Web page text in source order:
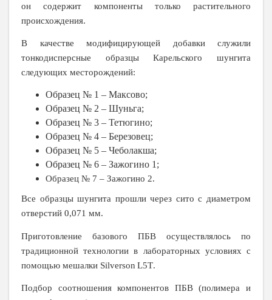
он содержит компоненты только растительного
происхождения.
В качестве модифицирующей добавки служили
тонкодисперсные образцы Карельского шунгита
следующих месторождений:
Образец № 1 – Максово;
Образец № 2 – Шуньга;
Образец № 3 – Тетюгино;
Образец № 4 – Березовец;
Образец № 5 – Чеболакша;
Образец № 6 – Зажогино 1;
Образец № 7 – Зажогино 2.
Все образцы шунгита прошли через сито с диаметром
отверстий 0,071 мм.
Приготовление базового ПБВ осуществлялось по
традиционной технологии в лабораторных условиях с
помощью мешалки Silverson L5T.
Подбор соотношения компонентов ПБВ (полимера и